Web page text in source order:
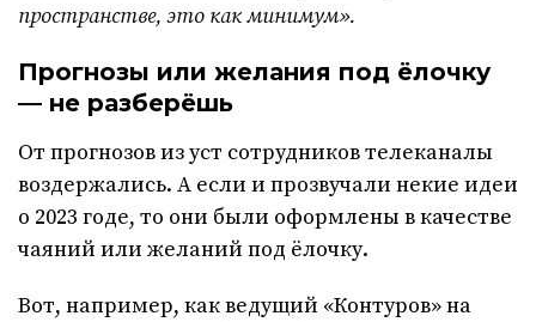
пространстве, это как минимум».
Прогнозы или желания под ёлочку
— не разберёшь
От прогнозов из уст сотрудников телеканалы
воздержались. А если и прозвучали некие идеи
о 2023 годе, то они были оформлены в качестве
чаяний или желаний под ёлочку.
Вот, например, как ведущий «Контуров» на